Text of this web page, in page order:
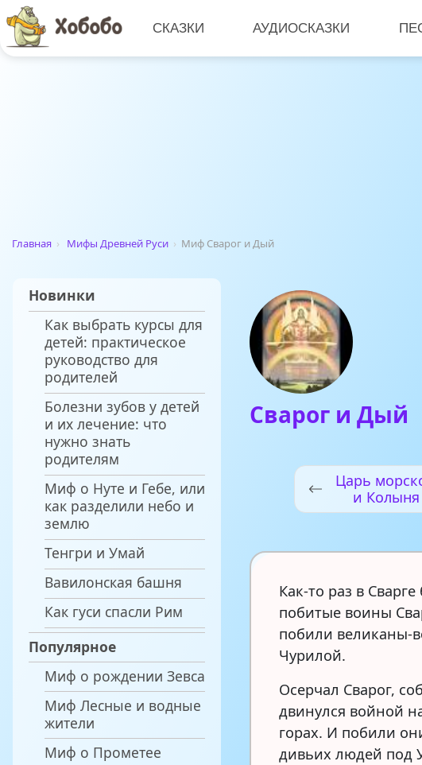
СКАЗКИ АУДИОСКАЗКИ
Главная › Мифы Древней Руси › Миф Сварог и Дый
Новинки
Как выбрать курсы для
детей: практическое
руководство для
родителей
Болезни зубов у детей
и их лечение: что
нужно знать
родителям
Миф о Нуте и Гебе, или
как разделили небо и
землю
Тенгри и Умай
Вавилонская башня
Как гуси спасли Рим
Популярное
Миф о рождении Зевса
Миф Лесные и водные
жители
Миф о Прометее
Сварог и Дый
Царь
и Колыня
Как-то раз в
побитые воины
побили великаны-
Чурилой.
Осерчал Сварог,
двинулся войной
горах. И побили
дивьих людей под